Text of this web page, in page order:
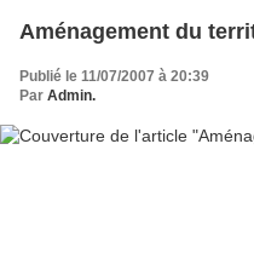
Aménagement du
Publié le 11/07/2007 à 20:39
Par Admin.